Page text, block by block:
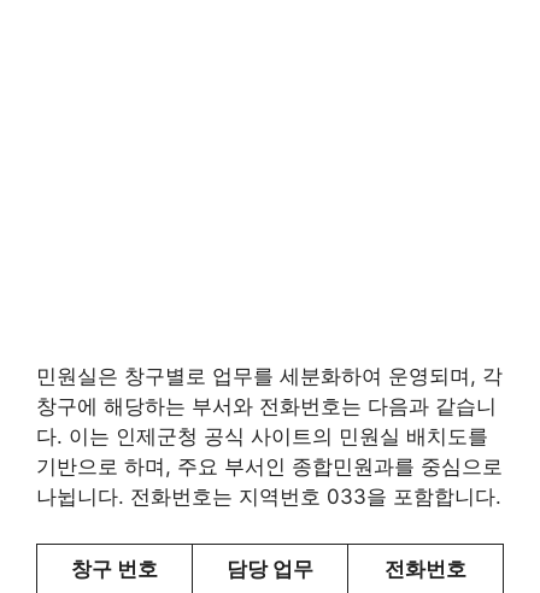
민원실은 창구별로 업무를 세분화하여 운영되며, 각
창구에 해당하는 부서와 전화번호는 다음과 같습니
다. 이는 인제군청 공식 사이트의 민원실 배치도를
기반으로 하며, 주요 부서인 종합민원과를 중심으로
나뉩니다. 전화번호는 지역번호 033을 포함합니다.
창구 번호 담당 업무 전화번호